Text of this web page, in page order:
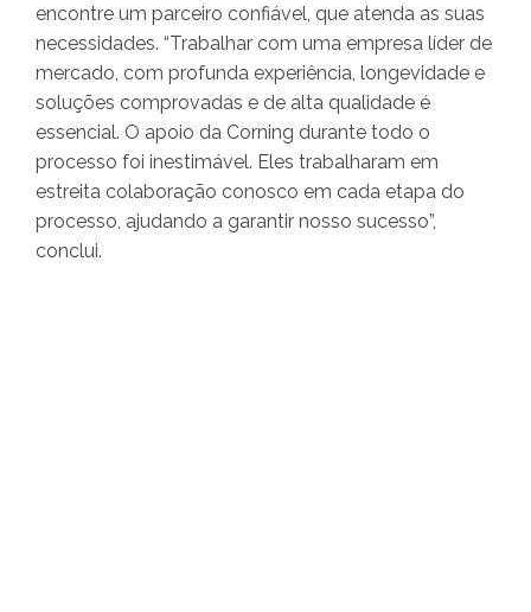
encontre um parceiro confiável, que atenda as suas
necessidades. “Trabalhar com uma empresa líder de
mercado, com profunda experiência, longevidade e
soluções comprovadas e de alta qualidade é
essencial. O apoio da Corning durante todo o
processo foi inestimável. Eles trabalharam em
estreita colaboração conosco em cada etapa do
processo, ajudando a garantir nosso sucesso”,
conclui.